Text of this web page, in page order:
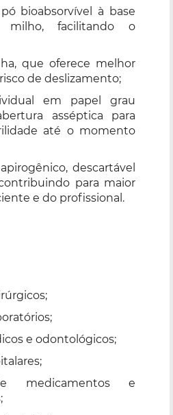
bioabsorvível à base
facilitando o
que oferece melhor
de deslizamento;
em papel grau
asséptica para
até o momento
descartável
para maior
e do profissional.
e odontológicos;
medicamentos e